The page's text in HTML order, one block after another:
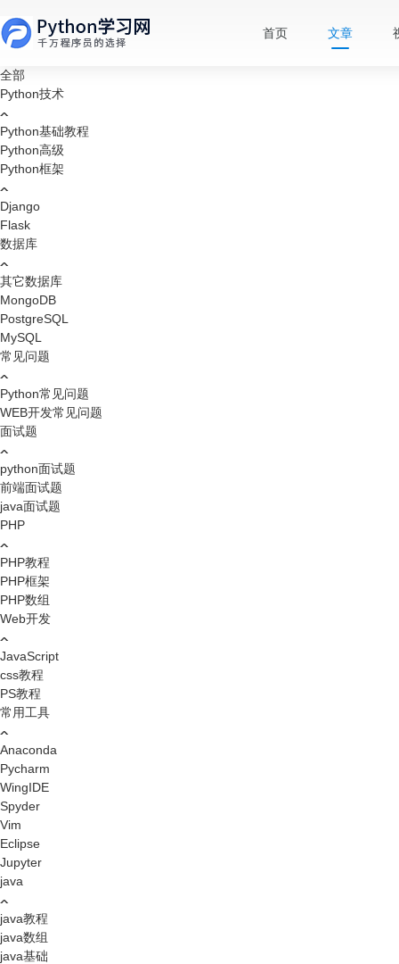
首页 文章
全部
Python技术
Python基础教程
Python高级
Python框架
Django
Flask
数据库
其它数据库
MongoDB
PostgreSQL
MySQL
常见问题
Python常见问题
WEB开发常见问题
面试题
python面试题
前端面试题
java面试题
PHP
PHP教程
PHP框架
PHP数组
Web开发
JavaScript
css教程
PS教程
常用工具
Anaconda
Pycharm
WingIDE
Spyder
Vim
Eclipse
Jupyter
java
java教程
java数组
java基础